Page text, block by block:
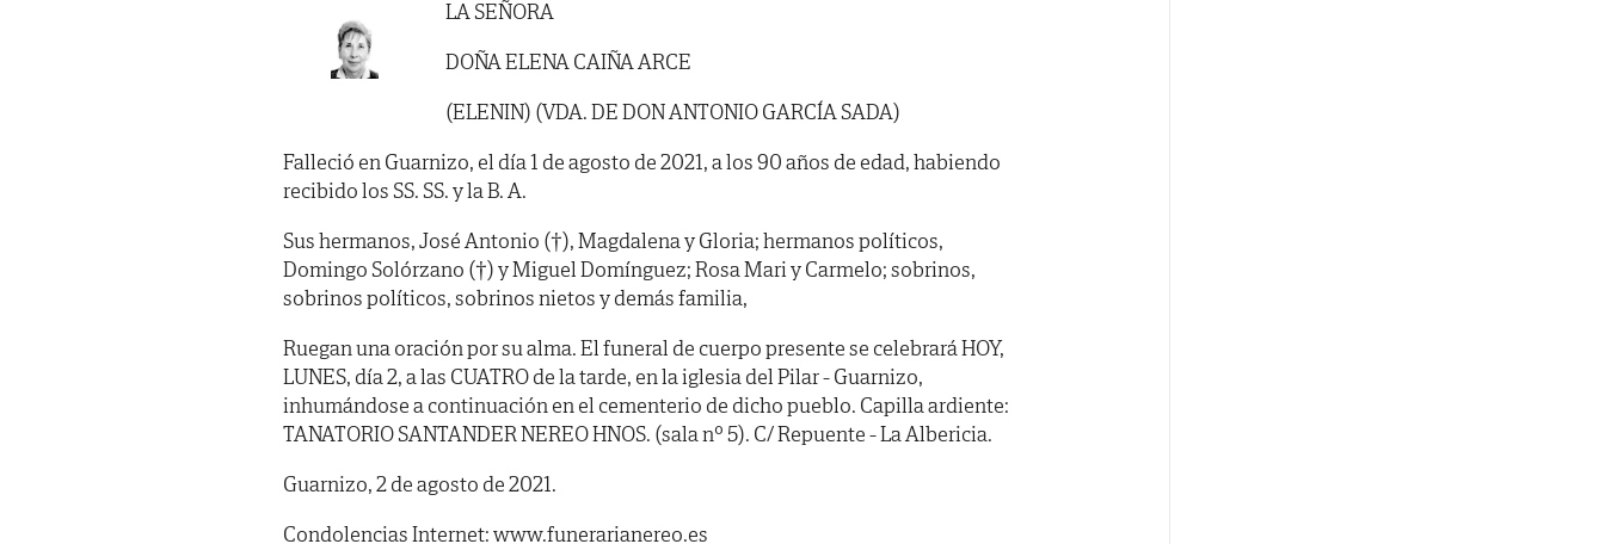
LA SEÑORA
DOÑA ELENA CAIÑA ARCE
(ELENIN) (VDA. DE DON ANTONIO GARCÍA SADA)
Falleció en Guarnizo, el día 1 de agosto de 2021, a los 90 años de edad, habiendo
recibido los SS. SS. y la B. A.
Sus hermanos, José Antonio (†), Magdalena y Gloria; hermanos políticos,
Domingo Solórzano (†) y Miguel Domínguez; Rosa Mari y Carmelo; sobrinos,
sobrinos políticos, sobrinos nietos y demás familia,
Ruegan una oración por su alma. El funeral de cuerpo presente se celebrará HOY,
LUNES, día 2, a las CUATRO de la tarde, en la iglesia del Pilar - Guarnizo,
inhumándose a continuación en el cementerio de dicho pueblo. Capilla ardiente:
TANATORIO SANTANDER NEREO HNOS. (sala nº 5). C/ Repuente - La Albericia.
Guarnizo, 2 de agosto de 2021.
Condolencias Internet: www.funerarianereo.es